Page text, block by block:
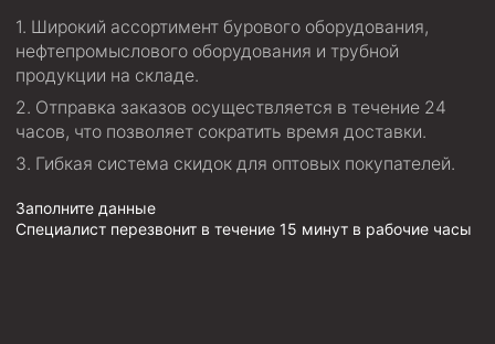
Широкий ассортимент бурового оборудования,
нефтепромыслового оборудования и трубной
продукции на складе.
Отправка заказов осуществляется в течение 24
часов, что позволяет сократить время доставки.
Гибкая система скидок для оптовых покупателей.
Заполните данные
Специалист перезвонит в течение 15 минут в рабочие часы